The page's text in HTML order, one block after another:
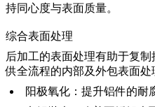
持同心度与表面质量。
综合表面处理
后加工的表面处理有助于复
供全流程的内部及外包表面处
阳极氧化 ：提升铝件的耐